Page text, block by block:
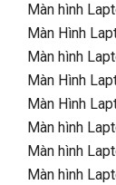
Màn hình
Màn Hình
Màn hình
Màn Hình
Màn Hình
Màn hình
Màn hình
Màn hình